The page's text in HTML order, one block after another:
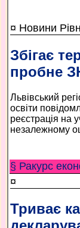
¤ Новини
Збігає
пробне
Львівський
освіти
реєстрація на
незалежному
§ Ракурс
¤
Триває